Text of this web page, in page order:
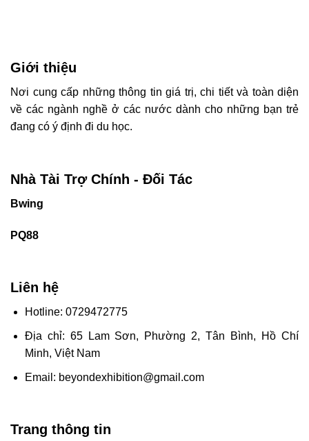
Giới thiệu
Nơi cung cấp những thông tin giá trị, chi tiết và toàn diện
về các ngành nghề ở các nước dành cho những bạn trẻ
đang có ý định đi du học.
Nhà Tài Trợ Chính - Đối Tác
Bwing
PQ88
Liên hệ
Hotline: 0729472775
Địa chỉ: 65 Lam Sơn, Phường 2, Tân Bình, Hồ Chí
Minh, Việt Nam
Email: beyondexhibition@gmail.com
Trang thông tin